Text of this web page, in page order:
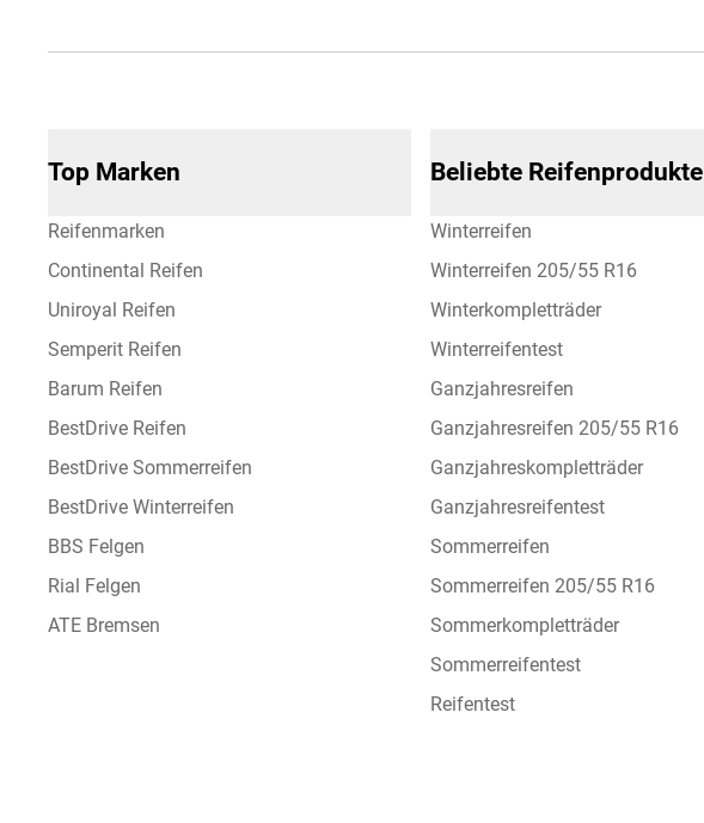
Top Marken
Reifenmarken
Continental Reifen
Uniroyal Reifen
Semperit Reifen
Barum Reifen
BestDrive Reifen
BestDrive Sommerreifen
BestDrive Winterreifen
BBS Felgen
Rial Felgen
ATE Bremsen
Beliebte Reifenprodukte
Winterreifen
Winterreifen 205/55 R16
Winterkompletträder
Winterreifentest
Ganzjahresreifen
Ganzjahresreifen 205/55 R16
Ganzjahreskompletträder
Ganzjahresreifentest
Sommerreifen
Sommerreifen 205/55 R16
Sommerkompletträder
Sommerreifentest
Reifentest